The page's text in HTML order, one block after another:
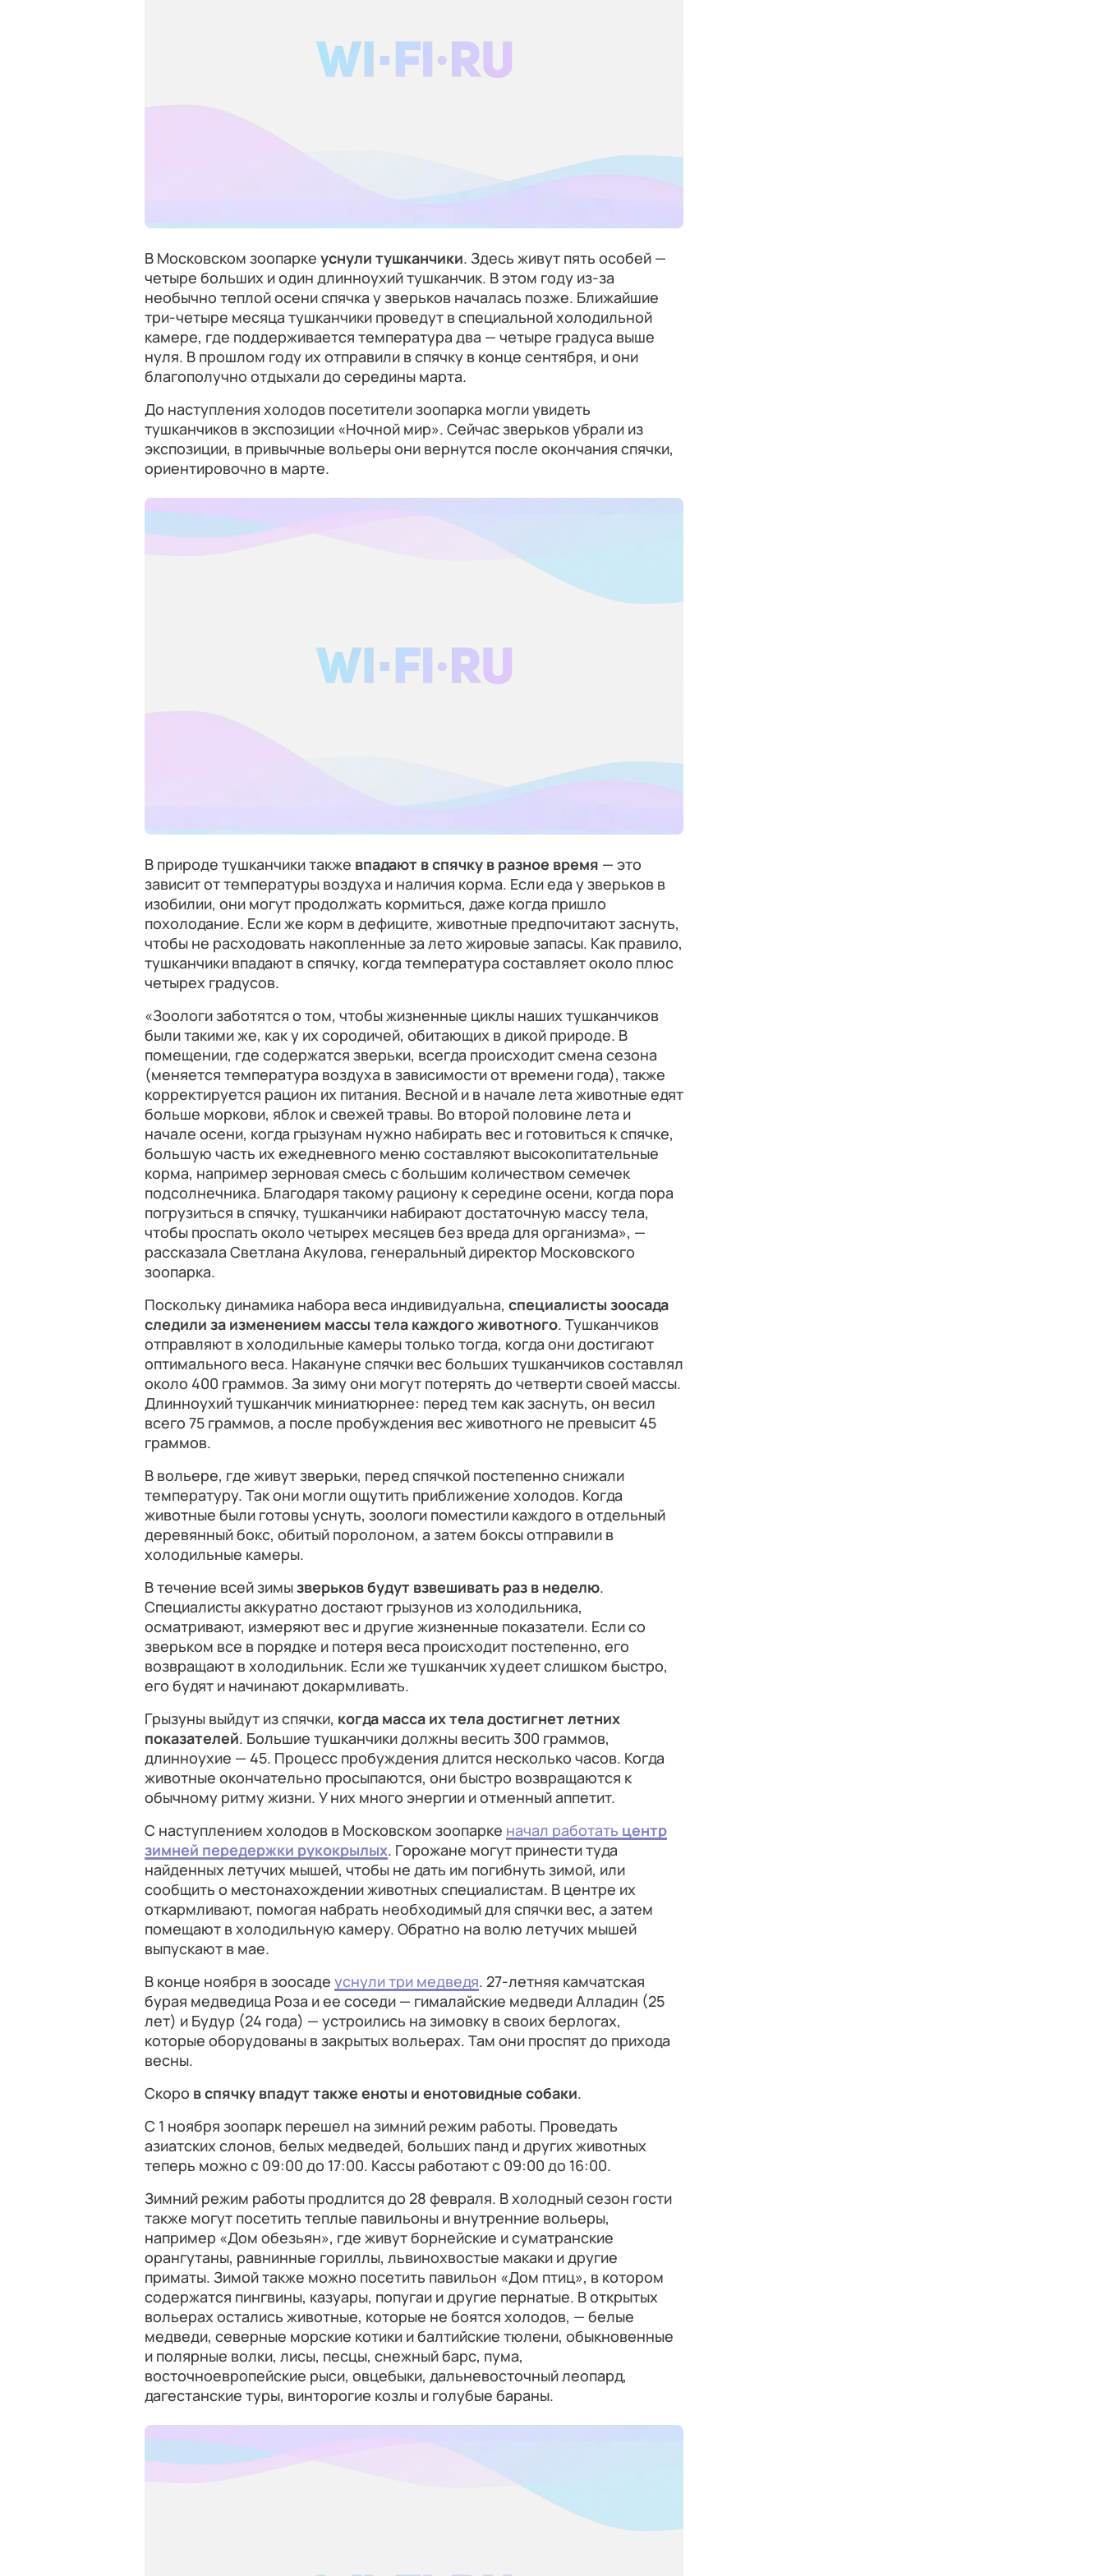
В Московском зоопарке уснули тушканчики. Здесь живут пять особей —
четыре больших и один длинноухий тушканчик. В этом году из-за
необычно теплой осени спячка у зверьков началась позже. Ближайшие
три-четыре месяца тушканчики проведут в специальной холодильной
камере, где поддерживается температура два — четыре градуса выше
нуля. В прошлом году их отправили в спячку в конце сентября, и они
благополучно отдыхали до середины марта.
До наступления холодов посетители зоопарка могли увидеть
тушканчиков в экспозиции «Ночной мир». Сейчас зверьков убрали из
экспозиции, в привычные вольеры они вернутся после окончания спячки,
ориентировочно в марте.
В природе тушканчики также впадают в спячку в разное время — это
зависит от температуры воздуха и наличия корма. Если еда у зверьков в
изобилии, они могут продолжать кормиться, даже когда пришло
похолодание. Если же корм в дефиците, животные предпочитают заснуть,
чтобы не расходовать накопленные за лето жировые запасы. Как правило,
тушканчики впадают в спячку, когда температура составляет около плюс
четырех градусов.
«Зоологи заботятся о том, чтобы жизненные циклы наших тушканчиков
были такими же, как у их сородичей, обитающих в дикой природе. В
помещении, где содержатся зверьки, всегда происходит смена сезона
(меняется температура воздуха в зависимости от времени года), также
корректируется рацион их питания. Весной и в начале лета животные едят
больше моркови, яблок и свежей травы. Во второй половине лета и
начале осени, когда грызунам нужно набирать вес и готовиться к спячке,
большую часть их ежедневного меню составляют высокопитательные
корма, например зерновая смесь с большим количеством семечек
подсолнечника. Благодаря такому рациону к середине осени, когда пора
погрузиться в спячку, тушканчики набирают достаточную массу тела,
чтобы проспать около четырех месяцев без вреда для организма», —
рассказала Светлана Акулова, генеральный директор Московского
зоопарка.
Поскольку динамика набора веса индивидуальна, специалисты зоосада
следили за изменением массы тела каждого животного. Тушканчиков
отправляют в холодильные камеры только тогда, когда они достигают
оптимального веса. Накануне спячки вес больших тушканчиков составлял
около 400 граммов. За зиму они могут потерять до четверти своей массы.
Длинноухий тушканчик миниатюрнее: перед тем как заснуть, он весил
всего 75 граммов, а после пробуждения вес животного не превысит 45
граммов.
В вольере, где живут зверьки, перед спячкой постепенно снижали
температуру. Так они могли ощутить приближение холодов. Когда
животные были готовы уснуть, зоологи поместили каждого в отдельный
деревянный бокс, обитый поролоном, а затем боксы отправили в
холодильные камеры.
В течение всей зимызверьков будут взвешивать раз в неделю.
Специалисты аккуратно достают грызунов из холодильника,
осматривают, измеряют вес и другие жизненные показатели. Если со
зверьком все в порядке и потеря веса происходит постепенно, его
возвращают в холодильник. Если же тушканчик худеет слишком быстро,
его будят и начинают докармливать.
Грызуны выйдут из спячки, когда масса их тела достигнет летних
показателей. Большие тушканчики должны весить 300 граммов,
длинноухие — 45. Процесс пробуждения длится несколько часов. Когда
животные окончательно просыпаются, они быстро возвращаются к
обычному ритму жизни. У них много энергии и отменный аппетит.
С наступлением холодов в Московском зоопарке начал работать центр
зимней передержки рукокрылых. Горожане могут принести туда
найденных летучих мышей, чтобы не дать им погибнуть зимой, или
сообщить о местонахождении животных специалистам. В центре их
откармливают, помогая набрать необходимый для спячки вес, а затем
помещают в холодильную камеру. Обратно на волю летучих мышей
выпускают в мае.
В конце ноября в зоосаде уснули три медведя. 27-летняя камчатская
бурая медведица Роза и ее соседи — гималайские медведи Алладин (25
лет) и Будур (24 года) — устроились на зимовку в своих берлогах,
которые оборудованы в закрытых вольерах. Там они проспят до прихода
весны.
Скоро в спячку впадут также еноты и енотовидные собаки.
С 1 ноября зоопарк перешел на зимний режим работы. Проведать
азиатских слонов, белых медведей, больших панд и других животных
теперь можно с 09:00 до 17:00. Кассы работают с 09:00 до 16:00.
Зимний режим работы продлится до 28 февраля. В холодный сезон гости
также могут посетить теплые павильоны и внутренние вольеры,
например «Дом обезьян», где живут борнейские и суматранские
орангутаны, равнинные гориллы, львинохвостые макаки и другие
приматы. Зимой также можно посетить павильон «Дом птиц», в котором
содержатся пингвины, казуары, попугаи и другие пернатые. В открытых
вольерах остались животные, которые не боятся холодов, — белые
медведи, северные морские котики и балтийские тюлени, обыкновенные
и полярные волки, лисы, песцы, снежный барс, пума,
восточноевропейские рыси, овцебыки, дальневосточный леопард,
дагестанские туры, винторогие козлы и голубые бараны.